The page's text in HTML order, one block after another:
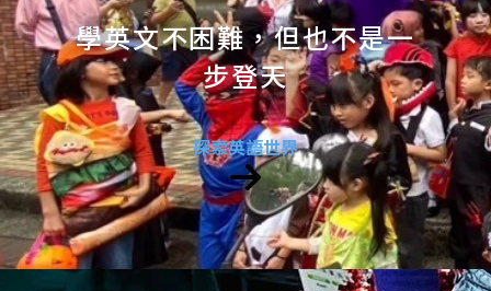
學英文不困難，但也不是一
步登天
探索英語世界